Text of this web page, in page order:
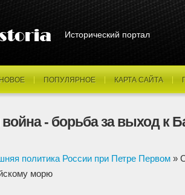
Исторический портал
НОВОЕ ПОПУЛЯРНОЕ КАРТА САЙТА
- борьба за выход к
политика России при Петре Первом »
морю